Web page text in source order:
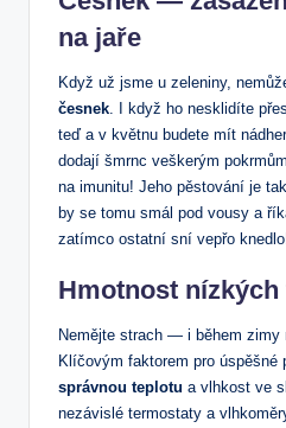
na jaře
Když už jsme u zeleniny,
česnek . I když ho nesklidíte
teď a v květnu budete mít
dodají šmrnc veškerým
na imunitu! Jeho pěstování je
by se tomu smál pod vousy a
zatímco ostatní sní vepřo
Hmotnost nízkých
Nemějte strach — i během zimy
Klíčovým faktorem pro úspěšné
správnou teplotu a vlhkost ve
nezávislé termostaty a